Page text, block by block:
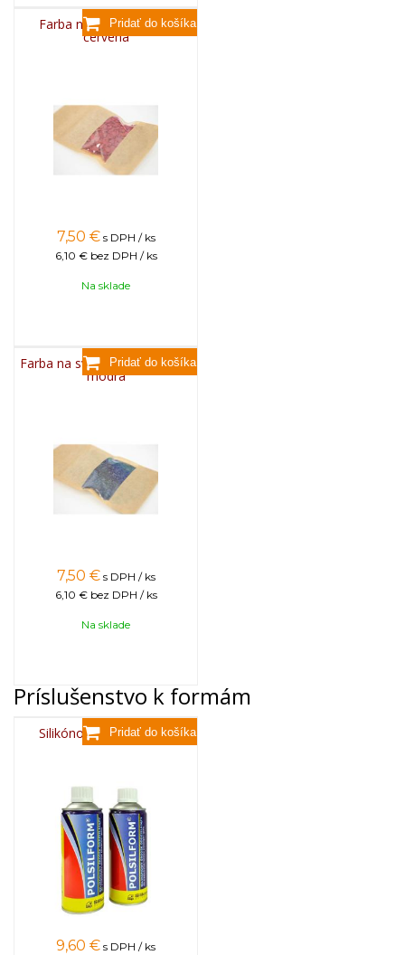
Farba na sviečky, 25g -
červená
7,50 € s DPH / ks
6,10 € bez DPH / ks
Na sklade
Farba na sviečky, 25g - svetlo
modrá
7,50 € s DPH / ks
6,10 € bez DPH / ks
Na sklade
Príslušenstvo k formám
Silikónový sprej 400 ml
9,60 € s DPH / ks